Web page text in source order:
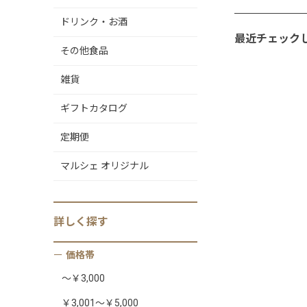
ドリンク・お酒
その他食品
雑貨
ギフトカタログ
定期便
マルシェ オリジナル
詳しく 探す
価格帯
～￥3,000
￥3,001～￥5,000
最近チェック